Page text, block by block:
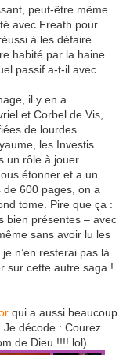
peut-être même
avec Freath pour
à les défaire
habité par la haine.
passif a-t-il avec
il y en a
et Corbel de Vis,
de lourdes
les Investis
un rôle à jouer.
étonner et a un
600 pages, on a
tome. Pire que ça :
bien présentes – avec
sans avoir lu les
n’en resterai pas là
sur cette autre saga !
qui a aussi beaucoup
décode : Courez
de Dieu !!!! lol)